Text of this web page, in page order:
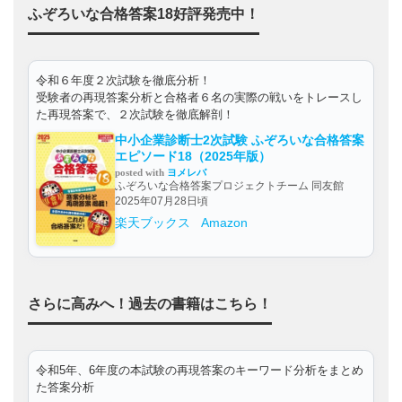
ふぞろいな合格答案18好評発売中！
令和６年度２次試験を徹底分析！
受験者の再現答案分析と合格者６名の実際の戦いをトレースし
た再現答案で、２次試験を徹底解剖！
中小企業診断士2次試験 ふぞろいな合格答案
エピソード18（2025年版）
posted with ヨメレバ
ふぞろいな合格答案プロジェクトチーム 同友館
2025年07月28日頃
楽天ブックス Amazon
さらに高みへ！過去の書籍はこちら！
令和5年、6年度の本試験の再現答案のキーワード分析をまとめ
た答案分析